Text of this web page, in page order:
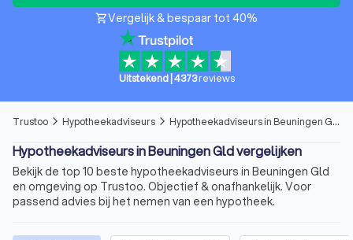
shopping_cartVergelijk & bespaar tot 40%
Uitstekend| 4373 reviews
Trustoo arrow_forward_ios Hypotheekadviseurs arrow_forward_ios Hypotheekadviseurs in Beuningen Gld
Hypotheekadviseurs in Beuningen Gld vergelijken
Bekijk de top 10 beste hypotheekadviseurs in Beuningen Gld
en omgeving op Trustoo. Objectief & onafhankelijk. Voor
passend advies bij het nemen van een hypotheek.